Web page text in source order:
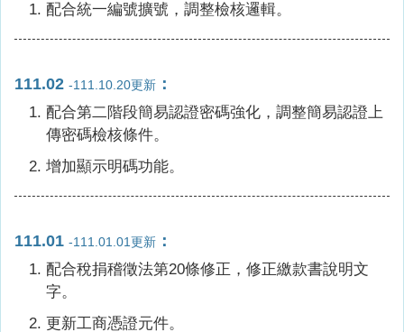
配合統一編號擴號，調整檢核邏輯。
111.02 -111.10.20更新 ：
配合第二階段簡易認證密碼強化，調整簡易認證上
傳密碼檢核條件。
增加顯示明碼功能。
111.01 -111.01.01更新 ：
配合稅捐稽徵法第20條修正，修正繳款書說明文
字。
更新工商憑證元件。